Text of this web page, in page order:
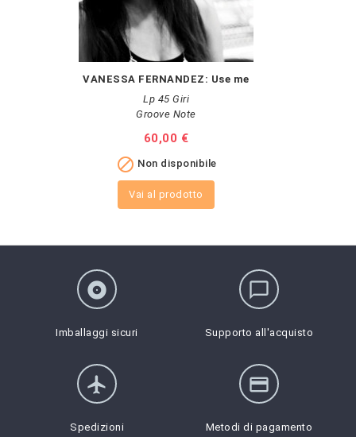
VANESSA FERNANDEZ: Use me
Lp 45 Giri
Groove Note
Prezzo
60,00 €
 Non disponibile
Vai al prodotto
album
Imballaggi sicuri
chat_bubble_outline
Supporto all'acquisto
flight
Spedizioni
credit_card
Metodi di pagamento